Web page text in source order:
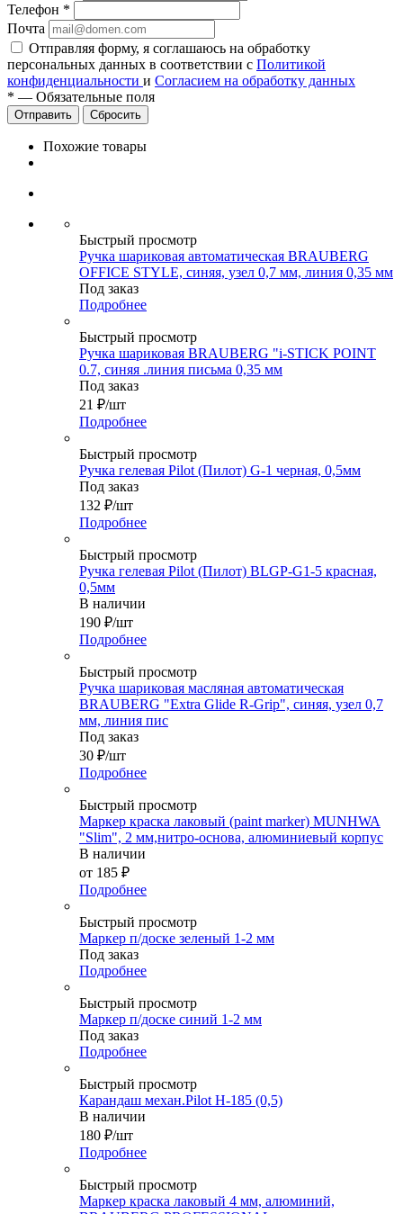
Телефон *
Почта
Отправляя форму, я соглашаюсь на обработку
персональных данных в соответствии с Политикой
конфиденциальности и Согласием на обработку данных
* — Обязательные поля
Сбросить
Похожие товары
Быстрый просмотр
Ручка шариковая автоматическая BRAUBERG
OFFICE STYLE, синяя, узел 0,7 мм, линия 0,35 мм
Под заказ
Подробнее
Быстрый просмотр
Ручка шариковая BRAUBERG "i-STICK POINT
0.7, синяя .линия письма 0,35 мм
Под заказ
21 ₽/шт
Подробнее
Быстрый просмотр
Ручка гелевая Pilot (Пилот) G-1 черная, 0,5мм
Под заказ
132 ₽/шт
Подробнее
Быстрый просмотр
Ручка гелевая Pilot (Пилот) BLGP-G1-5 красная,
0,5мм
В наличии
190 ₽/шт
Подробнее
Быстрый просмотр
Ручка шариковая масляная автоматическая
BRAUBERG "Extra Glide R-Grip", синяя, узел 0,7
мм, линия пис
Под заказ
30 ₽/шт
Подробнее
Быстрый просмотр
Маркер краска лаковый (paint marker) MUNHWA
"Slim", 2 мм,нитро-основа, алюминиевый корпус
В наличии
от 185 ₽
Подробнее
Быстрый просмотр
Маркер п/доске зеленый 1-2 мм
Под заказ
Подробнее
Быстрый просмотр
Маркер п/доске синий 1-2 мм
Под заказ
Подробнее
Быстрый просмотр
Карандаш механ.Pilot H-185 (0,5)
В наличии
180 ₽/шт
Подробнее
Быстрый просмотр
Маркер краска лаковый 4 мм, алюминий,